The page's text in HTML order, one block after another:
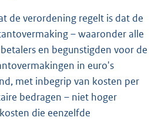
de verordening regelt is dat de
– waaronder alle
en begunstigden voor de
in euro's
met inbegrip van kosten per
bedragen – niet hoger
die eenzelfde